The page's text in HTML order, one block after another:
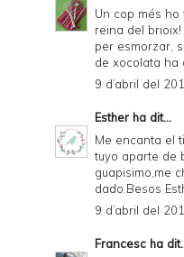
Un cop més
reina del
per esmorzar,
de xocolata ha
9 d’abril del
Esther ha dit...
Me encanta el
tuyo aparte de
guapisimo,me
dado.Besos
9 d’abril del
Francesc ha